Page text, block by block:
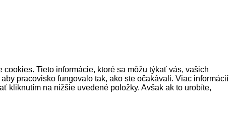
Tieto informácie, ktoré sa môžu týkať vás, vašich
pracovisko fungovalo tak, ako ste očakávali. Viac informácií
kliknutím na nižšie uvedené položky. Avšak ak to urobíte,